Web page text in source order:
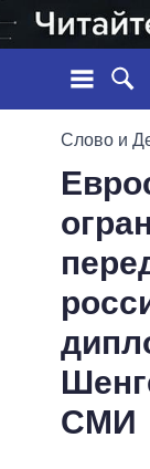
ЛЕНТА
СТАТЬИ
ВСЕ
ГЛАВЫ
Слово и
СМИ